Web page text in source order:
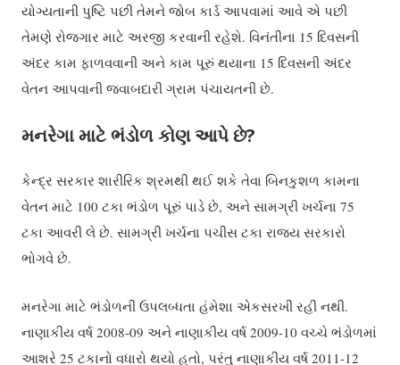
યોગ્યતાની પુષ્ટિ પછી તેમને જોબ કાર્ડ આપવામાં આવે એ પછી
તેમણે રોજગાર માટે અરજી કરવાની રહેશે. વિનંતીના 15 દિવસની
અંદર કામ ફાળવવાની અને કામ પૂરું થયાના 15 દિવસની અંદર
વેતન આપવાની જવાબદારી ગ્રામ પંચાયતની છે.
મનરેગા માટે ભંડોળ કોણ આપે છે?
કેન્દ્ર સરકાર શારીરિક શ્રમથી થઈ શકે તેવા બિનકુશળ કામના
વેતન માટે 100 ટકા ભંડોળ પૂરું પાડે છે, અને સામગ્રી ખર્ચના 75
ટકા આવરી લે છે. સામગ્રી ખર્ચના પચીસ ટકા રાજ્ય સરકારો
ભોગવે છે.
મનરેગા માટે ભંડોળની ઉપલબ્ધતા હંમેશા એકસરખી રહી નથી.
નાણાકીય વર્ષ 2008-09 અને નાણાકીય વર્ષ 2009-10 વચ્ચે ભંડોળમાં
આશરે 25 ટકાનોવધારો થયો હતો, પરંતુ નાણાકીય વર્ષ 2011-12